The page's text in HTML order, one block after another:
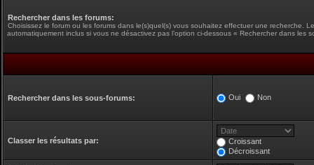
Rechercher dans les forums:
Choisissez le forum ou les forums dans le(s)quel(s) vous souhaitez effectuer une recherche.
automatiquement inclus si vous ne désactivez pas l’option ci-dessous « Rechercher dans les
Rechercher dans les sous-forums: Oui Non
Classer les résultats par:
Croissant
Décroissant